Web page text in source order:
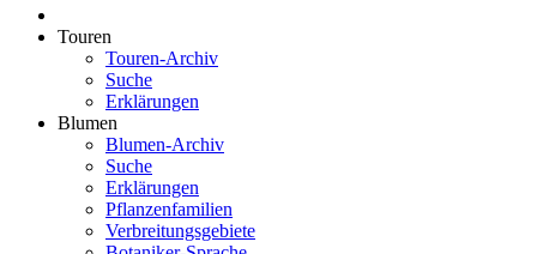
Touren
Touren-Archiv
Suche
Erklärungen
Blumen
Blumen-Archiv
Suche
Erklärungen
Pflanzenfamilien
Verbreitungsgebiete